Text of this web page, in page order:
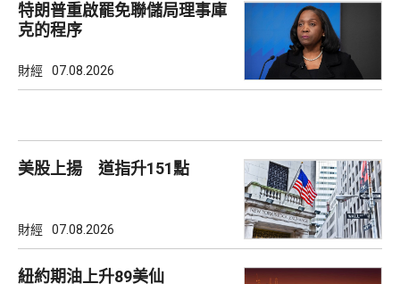
特朗普重啟罷免聯儲局理事庫
克的程序
財經 07.08.2026
美股上揚 道指升151點
財經 07.08.2026
紐約期油上升89美仙